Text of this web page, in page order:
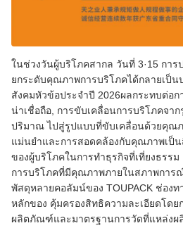
ในช่วงวันผู้บริโภคสากล วันที่ 3·15 กา
ยกระดับคุณภาพการบริโภคได้กลายเป็น
สังคมหัวข้อประจําปี 2026ผลกระทบต่อ
น่าเชื่อถือ, การขับเคลื่อนการบริโภคจา
ปริมาณ ไปสู่รูปแบบที่ขับเคลื่อนด้วยคุณ
แม่นยําและการสอดคล้องกับคุณภาพเป็
ของผู้บริโภคในการทําธุรกิจที่เที่ยงธรร
การบริโภคที่มีคุณภาพภายในสภาพการ
พัสดุหลายคอลัมน์ของ TOUPACK ช่อง
หลักของ คุ้มครองสิทธิความละเอียดโด
ผลิตภัณฑ์และมาตรฐานการวัดที่แหล่งผ